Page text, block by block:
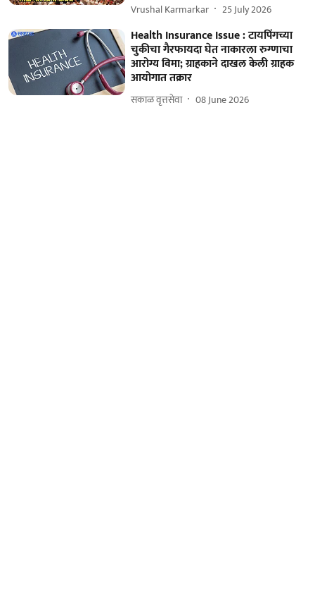
Vrushal Karmarkar 25 July 2026
Health Insurance Issue : टायपिंगच्या
चुकीचा गैरफायदा घेत नाकारला रुग्णाचा
आरोग्य विमा; ग्राहकाने दाखल केली ग्राहक
आयोगात तक्रार
सकाळ वृत्तसेवा 08 June 2026